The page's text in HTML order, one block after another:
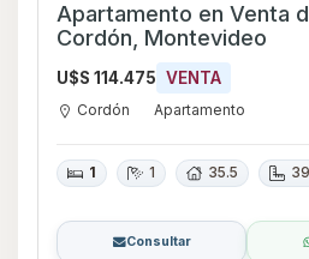
Apartamento en Venta de
Cordón, Montevideo
U$S 114.475 VENTA
Cordón Apartamento
1 1 35.5
Consultar